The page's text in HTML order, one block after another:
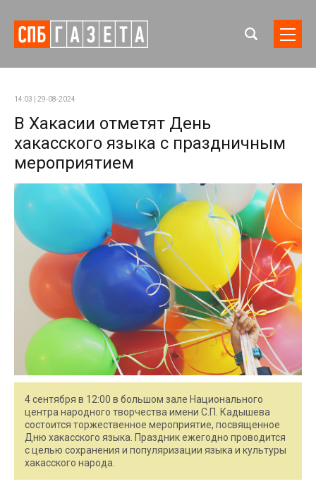
14:03 | 29-08-2024
В Хакасии отметят День
хакасского языка с праздничным
мероприятием
4 сентября в 12:00 в большом зале Национального
центра народного творчества имени С.П. Кадышева
состоится торжественное мероприятие, посвященное
Дню хакасского языка. Праздник ежегодно проводится
с целью сохранения и популяризации языка и культуры
хакасского народа.